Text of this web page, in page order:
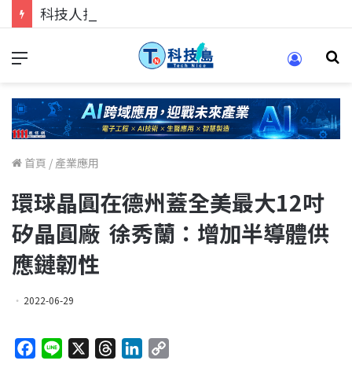
科技人找工作，就到TECH+ 科技專區!
首頁 / 產業應用
環球晶圓在德州蓋全美最大12吋
矽晶圓廠 徐秀蘭：增加半導體供
應鏈韌性
2022-06-29